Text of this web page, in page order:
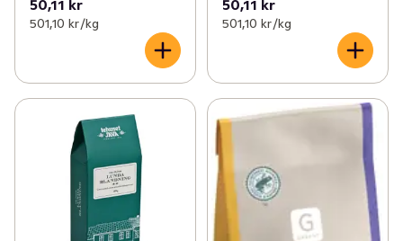
50,11 kr
501,10 kr /kg
50,11 kr
501,10 kr /kg